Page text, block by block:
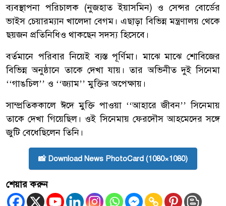
ব্যবস্থাপনা পরিচালক (নুজহাত ইয়াসমিন) ও সেন্সর বোর্ডের
ভাইস চেয়ারম্যান খালেদা বেগম। এছাড়া বিভিন্ন মন্ত্রণালয় থেকে
ছয়জন প্রতিনিধিও থাকছেন সদস্য হিসেবে।
বর্তমানে পরিবার নিয়েই ব্যস্ত পূর্ণিমা। মাঝে মাঝে শোবিজের
বিভিন্ন অনুষ্ঠানে তাকে দেখা যায়। তার অভিনীত দুই সিনেমা
‘‘গাঙচিল’’ ও ‘‘জ্যাম’’ মুক্তির অপেক্ষায়।
সাম্প্রতিককালে ঈদে মুক্তি পাওয়া ‘‘আহারে জীবন’’ সিনেমায়
তাকে দেখা গিয়েছিল। ওই সিনেমায় ফেরদৌস আহমেদের সঙ্গে
জুটি বেধেছিলেন তিনি।
📸 Download News PhotoCard (1080×1080)
শেয়ার করুন